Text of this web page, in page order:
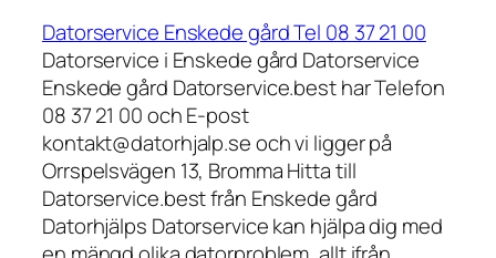
Datorservice Enskede gård Tel 08 37 21 00
Datorservice i Enskede gård Datorservice
Enskede gård Datorservice.best har Telefon
08 37 21 00 och E-post
kontakt@datorhjalp.se och vi ligger på
Orrspelsvägen 13, Bromma Hitta till
Datorservice.best från Enskede gård
Datorhjälps Datorservice kan hjälpa dig med